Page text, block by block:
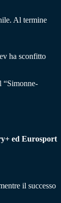
Al termine
ha sconfitto
“Simonne-
ed Eurosport
il successo